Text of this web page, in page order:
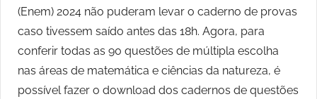
(Enem) 2024 não puderam levar o caderno de provas
caso tivessem saído antes das 18h. Agora, para
conferir todas as 90 questões de múltipla escolha
nas áreas de matemática e ciências da natureza, é
possível fazer o download dos cadernos de questões